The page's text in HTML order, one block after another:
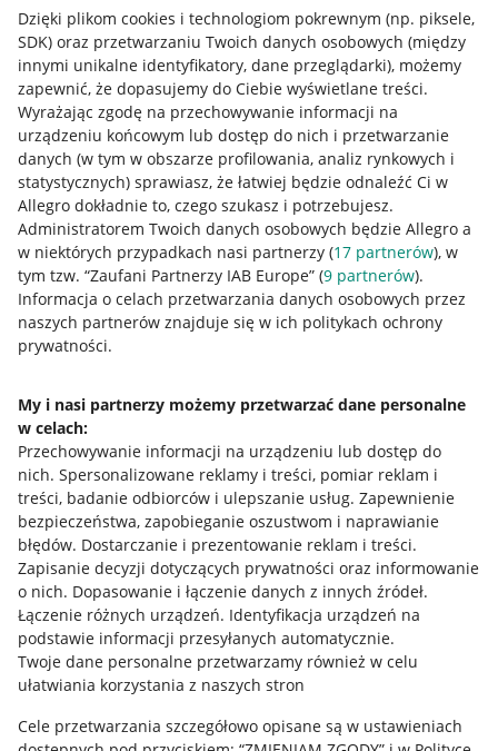
Dzięki plikom cookies i technologiom pokrewnym (np. piksele,
SDK) oraz przetwarzaniu Twoich danych osobowych (między
innymi unikalne identyfikatory, dane przeglądarki), możemy
zapewnić, że dopasujemy do Ciebie wyświetlane treści.
Wyrażając zgodę na przechowywanie informacji na
urządzeniu końcowym lub dostęp do nich i przetwarzanie
danych (w tym w obszarze profilowania, analiz rynkowych i
statystycznych) sprawiasz, że łatwiej będzie odnaleźć Ci w
Allegro dokładnie to, czego szukasz i potrzebujesz.
Administratorem Twoich danych osobowych będzie Allegro a
w niektórych przypadkach nasi partnerzy (17 partnerów), w
tym tzw. “Zaufani Partnerzy IAB Europe” (9 partnerów).
Informacja o celach przetwarzania danych osobowych przez
naszych partnerów znajduje się w ich politykach ochrony
prywatności.
My i nasi partnerzy możemy przetwarzać dane personalne
w celach:
Przechowywanie informacji na urządzeniu lub dostęp do
nich. Spersonalizowane reklamy i treści, pomiar reklam i
treści, badanie odbiorców i ulepszanie usług. Zapewnienie
bezpieczeństwa, zapobieganie oszustwom i naprawianie
błędów. Dostarczanie i prezentowanie reklam i treści.
Zapisanie decyzji dotyczących prywatności oraz informowanie
o nich. Dopasowanie i łączenie danych z innych źródeł.
Łączenie różnych urządzeń. Identyfikacja urządzeń na
podstawie informacji przesyłanych automatycznie.
Twoje dane personalne przetwarzamy również w celu
ułatwiania korzystania z naszych stron
Cele przetwarzania szczegółowo opisane są w ustawieniach
Przydatne informacje
Jak to działa
Allegro Gadane dla sprzedających
Allegro Gadane dla kupujących
Mapa miejscowości
Informacje prawne
Regulamin
Polityka plików "cookies"
Ustawienia plików "cookies"
Udostępnianie lokalizacji